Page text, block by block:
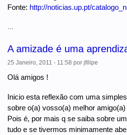
Fonte: http://noticias.up.pt/
A amizade é uma
25 Janeiro, 2011 - 11:58 por jfilipe
Olá amigos !
Inicio esta reflexão com uma
sobre o(a) vosso(a) melhor amigo(a)
Pois é, por mais q se saiba sobre
tudo e se tivermos minimamente